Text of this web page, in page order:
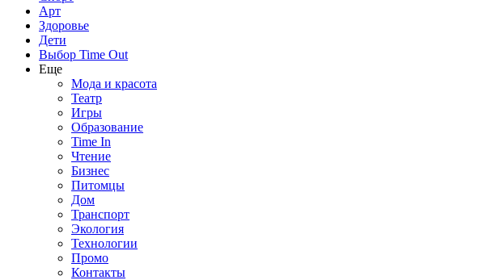
Арт
Здоровье
Дети
Выбор Time Out
Еще
Мода и красота
Театр
Игры
Образование
Time In
Чтение
Бизнес
Питомцы
Дом
Транспорт
Экология
Технологии
Промо
Контакты